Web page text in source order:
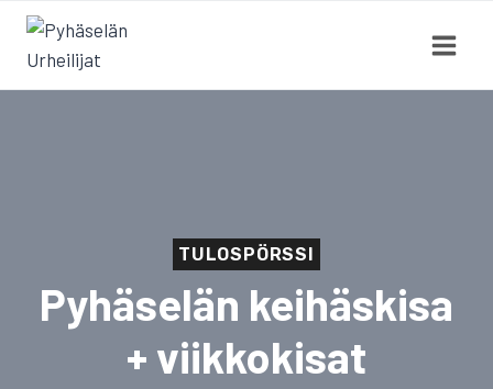
Siirry
sisältöön
TULOSPÖRSSI
Pyhäselän keihäskisa
+ viikkokisat